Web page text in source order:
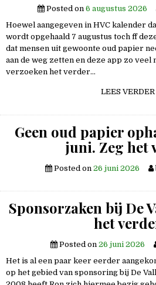
Posted on 6 augustus 2026
Hoewel aangegeven in HVC kalender
wordt opgehaald 7 augustus toch ff
dat mensen uit gewoonte oud papier
aan de weg zetten en deze app zo veel
verzoeken het verder…
LEES
Geen oud papier
juni. Zeg het
Posted on 26 juni 2026
Sponsorzaken bij De
het
Posted on 26 juni 2026
Het is al een paar keer eerder
op het gebied van sponsoring bij De